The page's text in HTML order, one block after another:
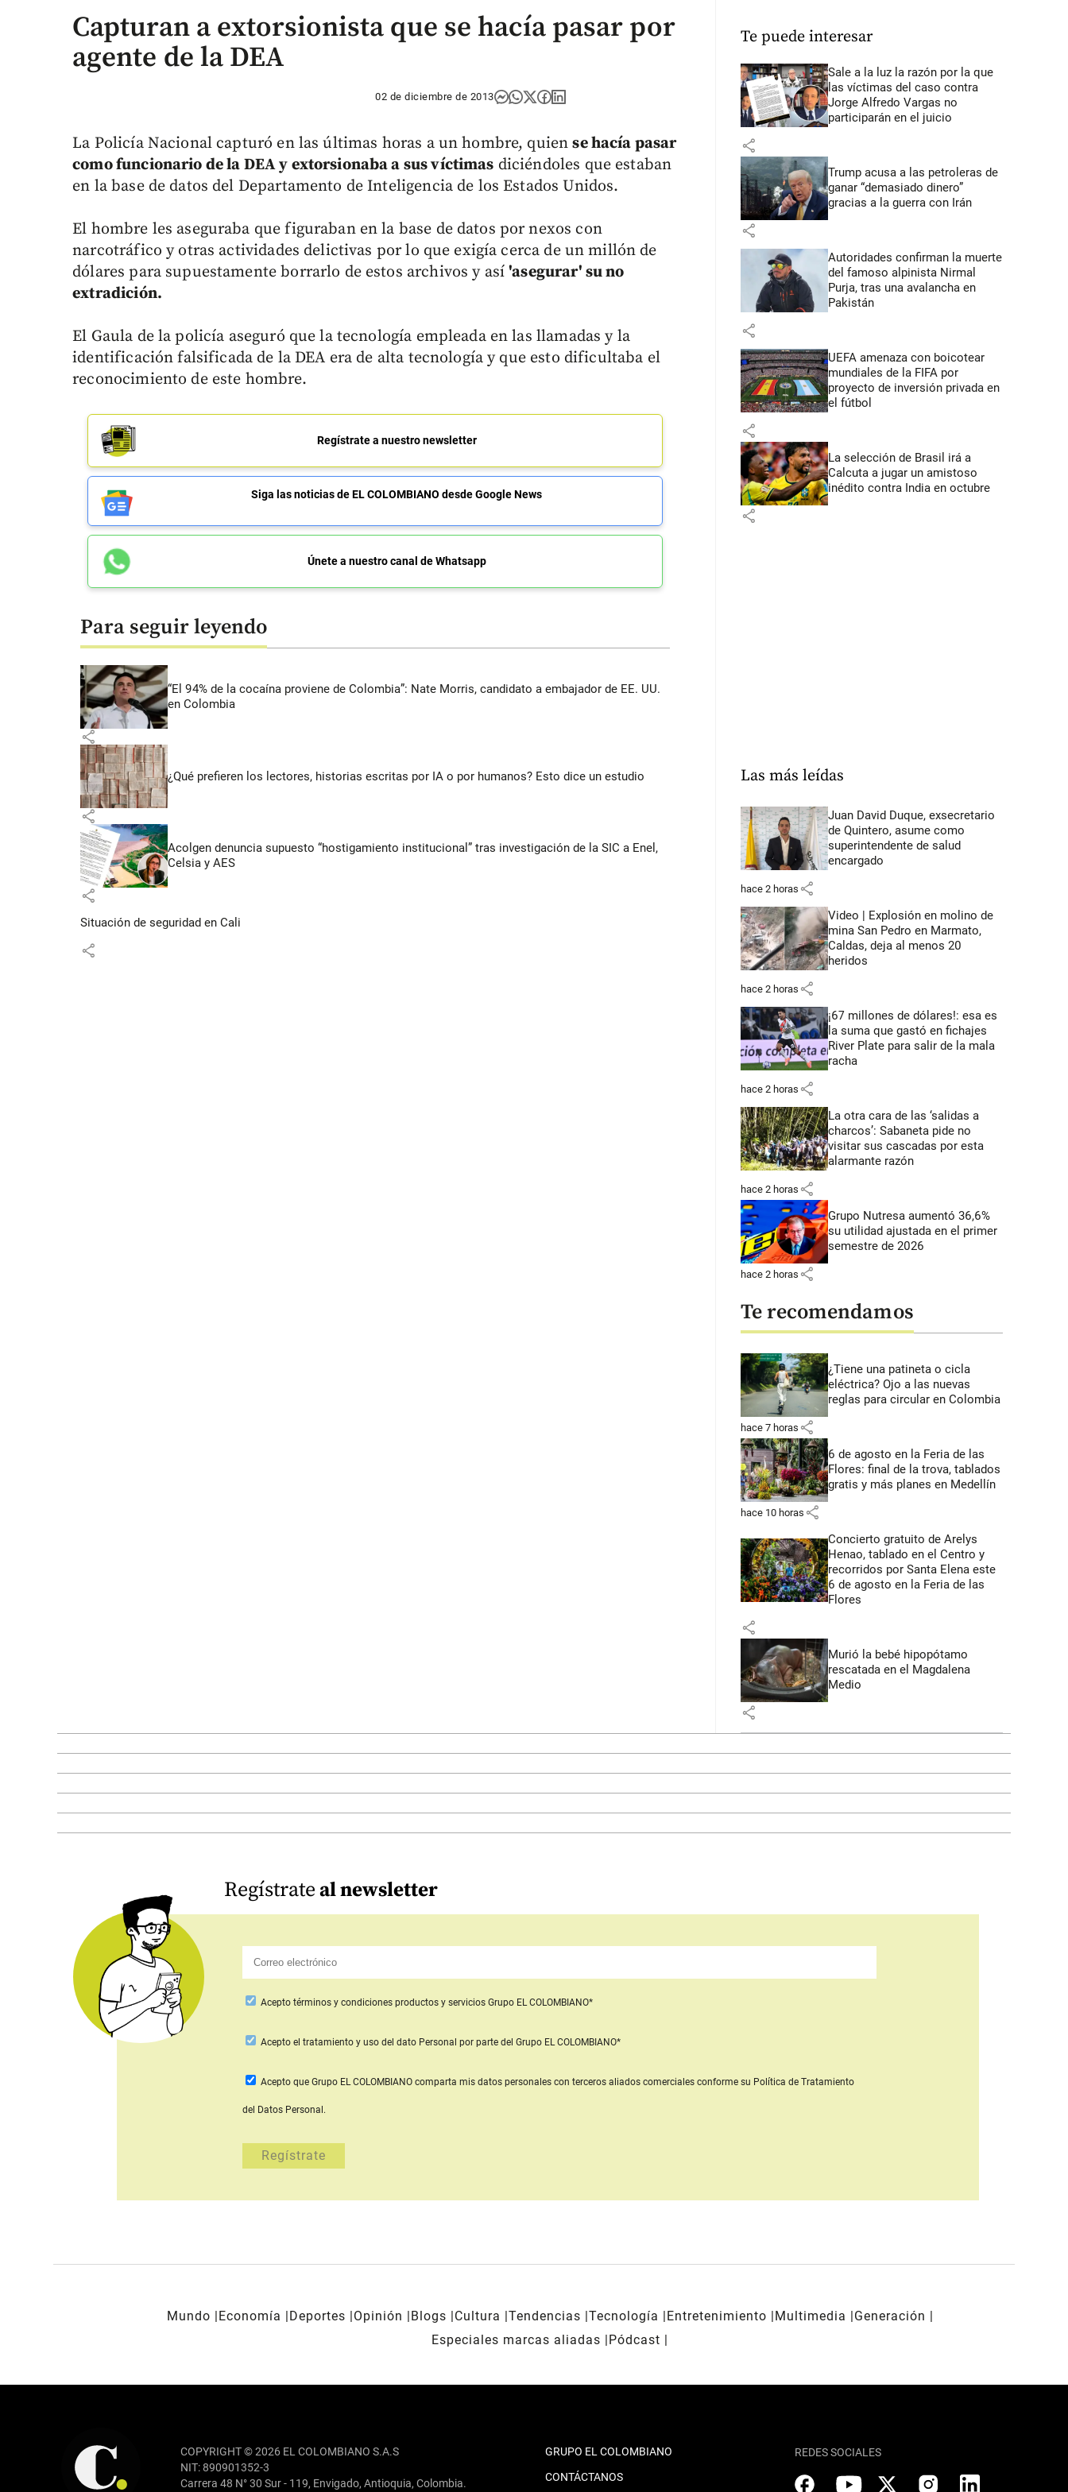
Capturan a extorsionista que se hacía pasar por
agente de la DEA
02 de diciembre de 2013
La Policía Nacional capturó en las últimas horas a un hombre, quiense hacía pasar
como funcionario de la DEA y extorsionaba a sus víctimas diciéndoles que estaban
en la base de datos del Departamento de Inteligencia de los Estados Unidos.
El hombre les aseguraba que figuraban en la base de datos por nexos con
narcotráfico y otras actividades delictivas por lo que exigía cerca de un millón de
dólares para supuestamente borrarlo de estos archivos y así'asegurar' su no
extradición.
El Gaula de la policía aseguró que la tecnología empleada en las llamadas y la
identificación falsificada de la DEA era de alta tecnología y que esto dificultaba el
reconocimiento de este hombre.
Regístrate a nuestro newsletter
Siga las noticias de EL COLOMBIANO desde Google News
Únete a nuestro canal de Whatsapp
Para seguir leyendo
“El 94% de la cocaína proviene de Colombia”: Nate Morris, candidato a embajador de EE. UU.
en Colombia
share
¿Qué prefieren los lectores, historias escritas por IA o por humanos? Esto dice un estudio
share
Acolgen denuncia supuesto “hostigamiento institucional” tras investigación de la SIC a Enel,
Celsia y AES
share
Situación de seguridad en Cali
share
Te puede interesar
Sale a la luz la razón por la que
las víctimas del caso contra
Jorge Alfredo Vargas no
participarán en el juicio
share
Trump acusa a las petroleras de
ganar “demasiado dinero”
gracias a la guerra con Irán
share
Autoridades confirman la muerte
del famoso alpinista Nirmal
Purja, tras una avalancha en
Pakistán
share
UEFA amenaza con boicotear
mundiales de la FIFA por
proyecto de inversión privada en
el fútbol
share
La selección de Brasil irá a
Calcuta a jugar un amistoso
inédito contra India en octubre
share
Las más leídas
Juan David Duque, exsecretario
de Quintero, asume como
superintendente de salud
encargado
hace 2 horas share
Video | Explosión en molino de
mina San Pedro en Marmato,
Caldas, deja al menos 20
heridos
hace 2 horas share
¡67 millones de dólares!: esa es
la suma que gastó en fichajes
River Plate para salir de la mala
racha
hace 2 horas share
La otra cara de las ‘salidas a
charcos’: Sabaneta pide no
visitar sus cascadas por esta
alarmante razón
hace 2 horas share
Grupo Nutresa aumentó 36,6%
su utilidad ajustada en el primer
semestre de 2026
hace 2 horas share
Te recomendamos
¿Tiene una patineta o cicla
eléctrica? Ojo a las nuevas
reglas para circular en Colombia
hace 7 horas share
6 de agosto en la Feria de las
Flores: final de la trova, tablados
gratis y más planes en Medellín
hace 10 horas share
Concierto gratuito de Arelys
Henao, tablado en el Centro y
recorridos por Santa Elena este
6 de agosto en la Feria de las
Flores
share
Murió la bebé hipopótamo
rescatada en el Magdalena
Medio
share
Regístrateal newsletter
Acepto términos y condiciones productos y servicios Grupo EL COLOMBIANO*
Aceptoel tratamiento y uso del dato Personal por parte del Grupo EL COLOMBIANO*
Acepto que Grupo EL COLOMBIANO comparta mis datos personales con terceros aliados comercialesconforme su Política de Tratamiento
del Datos Personal.
Mundo Economía Deportes Opinión Blogs Cultura Tendencias Tecnología Entretenimiento Multimedia
Generación
Especiales marcas aliadas
Pódcast
COPYRIGHT © 2026 EL COLOMBIANO S.A.S
NIT: 890901352-3
Carrera 48 N° 30 Sur - 119, Envigado, Antioquia, Colombia.
GRUPO EL COLOMBIANO
CONTÁCTANOS
REDES SOCIALES